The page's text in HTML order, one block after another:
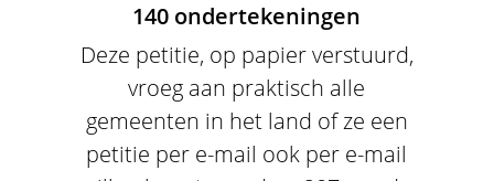
140 ondertekeningen
Deze petitie, op papier verstuurd,
vroeg aan praktisch alle
gemeenten in het land of ze een
petitie per e-mail ook per e-mail